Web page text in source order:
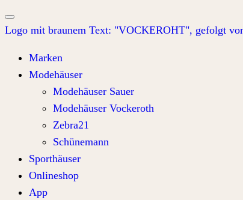
Marken
Modehäuser
Modehäuser Sauer
Modehäuser Vockeroth
Zebra21
Schünemann
Sporthäuser
Onlineshop
App